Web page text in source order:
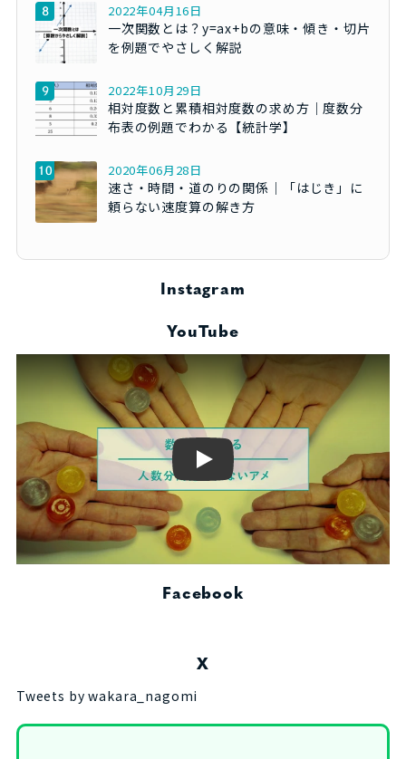
2022年04月16日
一次関数とは？y=ax+bの意味・傾き・切片
を例題でやさしく解説
2022年10月29日
相対度数と累積相対度数の求め方｜度数分
布表の例題でわかる【統計学】
2020年06月28日
速さ・時間・道のりの関係｜「はじき」に
頼らない速度算の解き方
Instagram
YouTube
Play
Facebook
X
Tweets by wakara_nagomi